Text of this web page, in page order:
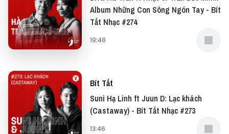
Album Những Con Sông Ngón Tay - Bít
Tất Nhạc #274
19:48
Bít Tất
Suni Hạ Linh ft Juun D: Lạc khách
(Castaway) - Bít Tất Nhạc #273
13:46